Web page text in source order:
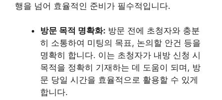
행을 넘어 효율적인 준비가 필수적입니다.
방문 목적 명확화: 방문 전에 초청자와 충분
히 소통하여 미팅의 목표, 논의할 안건 등을
명확히 합니다. 이는 초청자가 내방 신청 시
목적을 정확히 기재하는 데 도움이 되며, 방
문 당일 시간을 효율적으로 활용할 수 있게
합니다.